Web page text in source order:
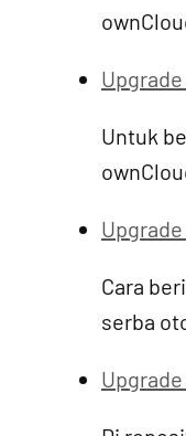
Untuk
Cara
serba
Upgrade